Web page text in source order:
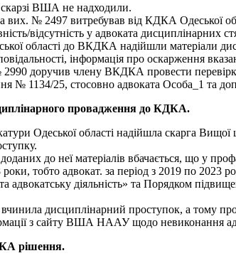
ВША не надходили.
№ 2497 витребував від КДКА Одеської
відсутність у адвоката дисциплінарних
області до ВКДКА надійшли матеріали
інформація про оскарження
доручив члену ВКДКА провести
№ 1134/25, стосовно адвоката Особа_1 та
провадження до КДКА.
Одеської області надійшла скарга
до неї матеріалів вбачається, що у
тобто адвокат. за період з 2019 по
адвокатську діяльність» та Порядком
дисциплінарний проступок, а тому
з сайту ВША НААУ щодо невиконання
рішення.